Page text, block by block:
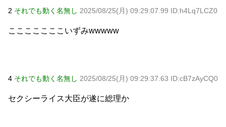
2 それでも動く名無し 2025/08/25(月) 09:29:07.99 ID:h4Lq7LCZ0
こここここここいずみwwwww
4 それでも動く名無し 2025/08/25(月) 09:29:37.63 ID:cB7zAyCQ0
セクシーライス大臣が遂に総理か